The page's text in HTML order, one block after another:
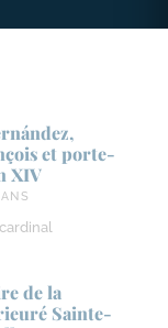
et porte-​
XIV
de la
Sainte-​